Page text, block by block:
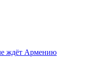
ждёт Армению